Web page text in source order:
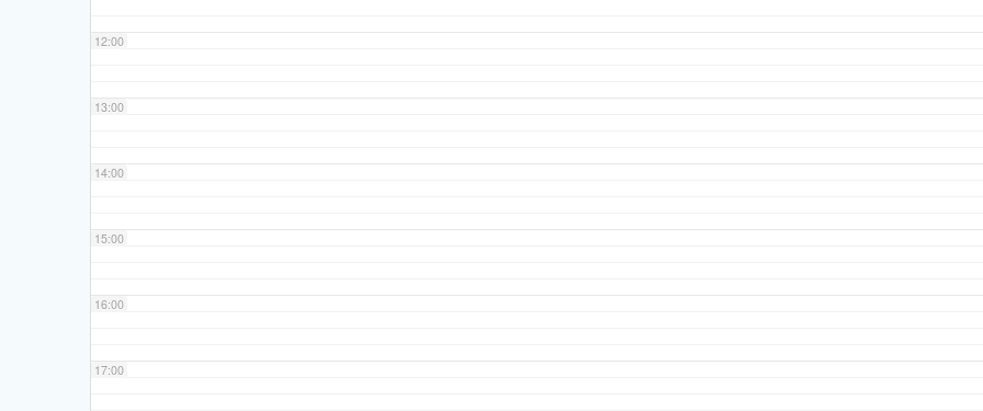
12:00
13:00
14:00
15:00
16:00
17:00